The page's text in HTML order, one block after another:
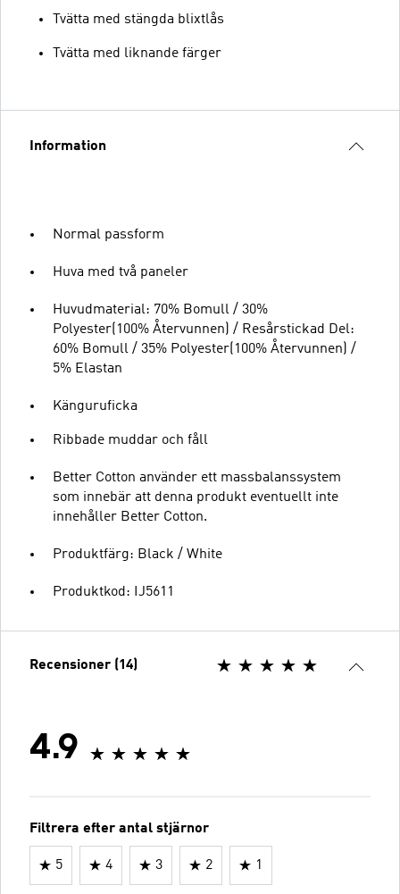
Tvätta med stängda blixtlås
Tvätta med liknande färger
Information
Normal passform
Huva med två paneler
Huvudmaterial: 70% Bomull / 30%
Polyester(100% Återvunnen) / Resårstickad Del:
60% Bomull / 35% Polyester(100% Återvunnen) /
5% Elastan
Känguruficka
Ribbade muddar och fåll
Better Cotton använder ett massbalanssystem
som innebär att denna produkt eventuellt inte
innehåller Better Cotton.
Produktfärg: Black / White
Produktkod: IJ5611
Recensioner (14)
4.9
Filtrera efter antal stjärnor
5 4 3 2 1